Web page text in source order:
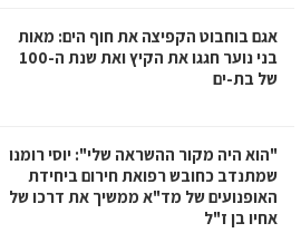
אגם בוחבוט הקפיצה את חוף הים: מאות
בני נוער חגגו את הקיץ ואת שנת ה-100
של בת-ים
"הוא היה מקור ההשראה שלי": יוסי רומנו
שמתנדב כחובש רפואת חירום ביחידת
האופנועים של מד"א ממשיך את דרכו של
אחיו בן ז"ל